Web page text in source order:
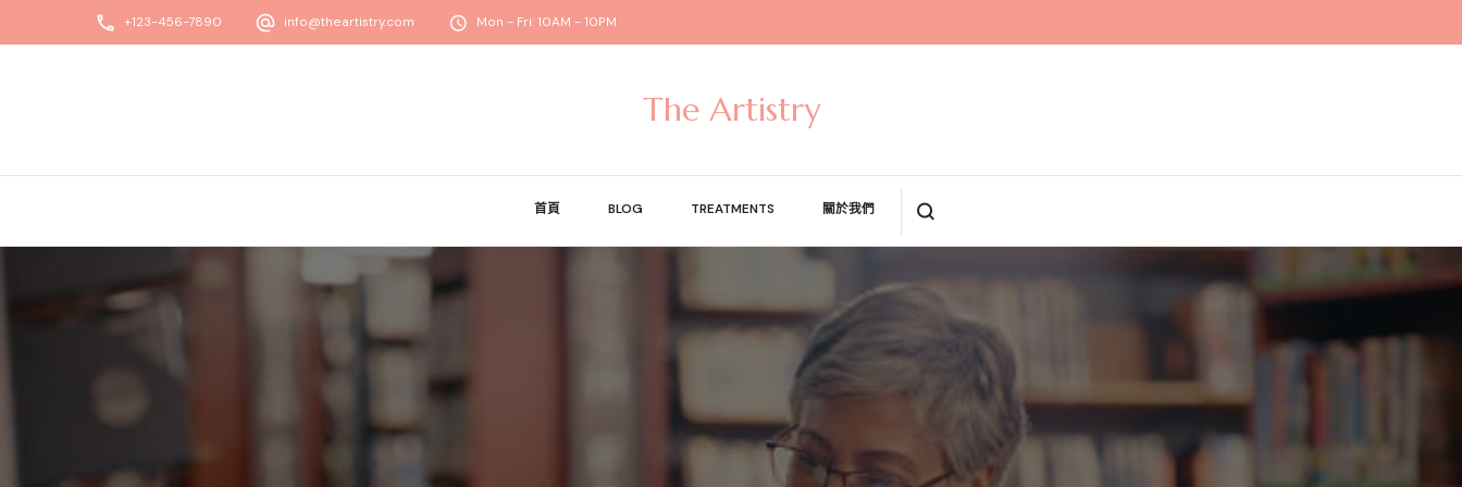
+123-456-7890 info@theartistry.com Mon - Fri: 10AM - 10PM
The Artistry
首頁 BLOG TREATMENTS 關於我們